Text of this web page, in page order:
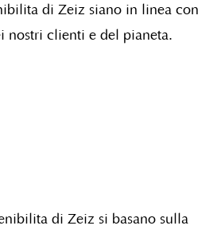
di Zeiz siano in linea con
nostri clienti e del pianeta.
di Zeiz si basano sulla